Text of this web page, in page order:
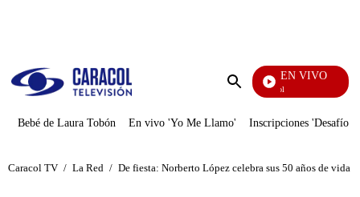
Enviar
EN VIVO
Noticias Caracol
Bebé de Laura Tobón En vivo 'Yo Me Llamo' Inscripciones 'Desafío'
Caracol TV / La Red / De fiesta: Norberto López celebra sus 50 años de vida